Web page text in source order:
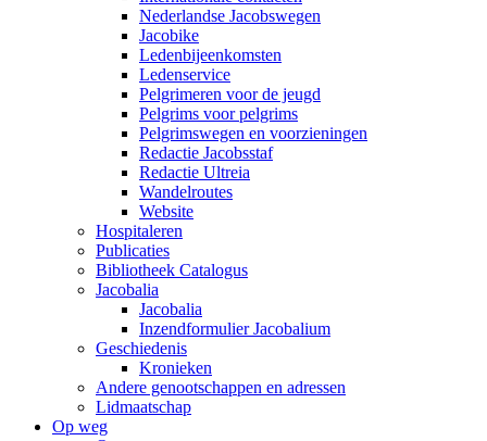
Nederlandse Jacobswegen
Jacobike
Ledenbijeenkomsten
Ledenservice
Pelgrimeren voor de jeugd
Pelgrims voor pelgrims
Pelgrimswegen en voorzieningen
Redactie Jacobsstaf
Redactie Ultreia
Wandelroutes
Website
Hospitaleren
Publicaties
Bibliotheek Catalogus
Jacobalia
Jacobalia
Inzendformulier Jacobalium
Geschiedenis
Kronieken
Andere genootschappen en adressen
Lidmaatschap
Op weg